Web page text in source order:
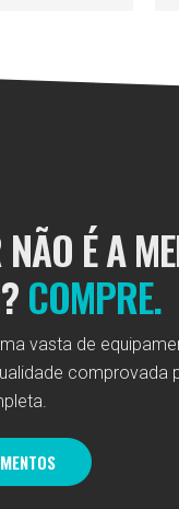
É A
COMPRE.
vasta de
comprovada